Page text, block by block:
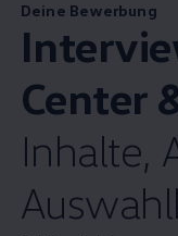
Deine Bewerbung
Center
Inhalte,